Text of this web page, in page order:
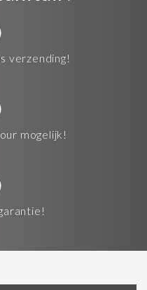
verzending!
mogelijk!